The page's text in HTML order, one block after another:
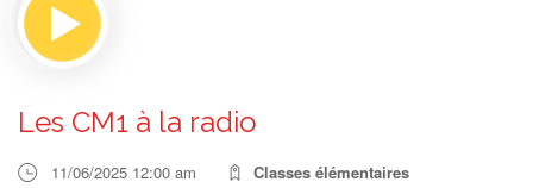
Les CM1 à la radio
11/06/2025 12:00 am
Classes élémentaires